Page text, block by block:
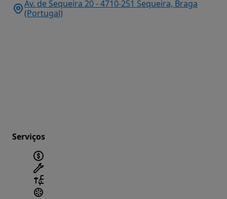
Av. de Sequeira 20 - 4710-251 Sequeira, Braga
(Portugal)
Serviços